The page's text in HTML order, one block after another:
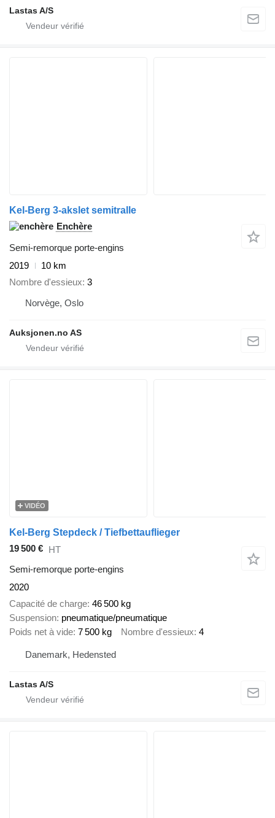
Lastas A/S
Kel-Berg 3-akslet semitralle
Enchère
Semi-remorque porte-engins
2019
10 km
Nombre d'essieux 3
Norvège, Oslo
Auksjonen.no AS
VIDÉO
Kel-Berg Stepdeck / Tiefbettauflieger
19 500 € HT
Semi-remorque porte-engins
2020
Capacité de charge 46 500 kg
Suspension pneumatique/pneumatique
Poids net à vide 7 500 kg Nombre d'essieux 4
Danemark, Hedensted
Lastas A/S